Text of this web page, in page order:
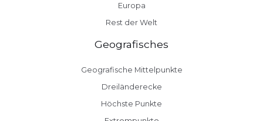
Europa
Rest der Welt
Geografisches
Geografische Mittelpunkte
Dreiländerecke
Höchste Punkte